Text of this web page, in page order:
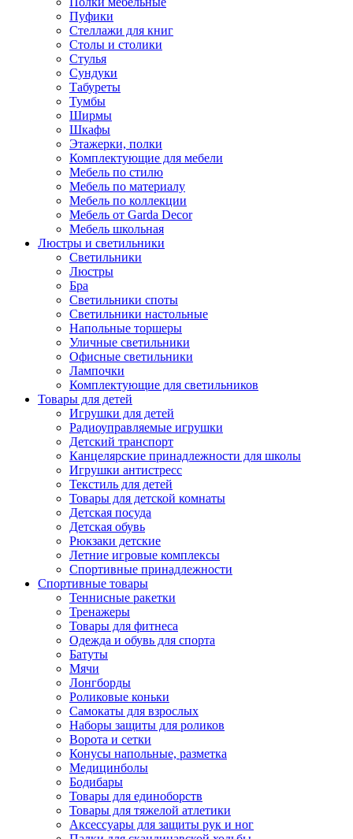
Пуфики
Стеллажи для книг
Столы и столики
Стулья
Сундуки
Табуреты
Тумбы
Ширмы
Шкафы
Этажерки, полки
Комплектующие для мебели
Мебель по стилю
Мебель по материалу
Мебель по коллекции
Мебель от Garda Decor
Мебель школьная
Люстры и светильники
Светильники
Люстры
Бра
Светильники споты
Светильники настольные
Напольные торшеры
Уличные светильники
Офисные светильники
Лампочки
Комплектующие для светильников
Товары для детей
Игрушки для детей
Радиоуправляемые игрушки
Детский транспорт
Канцелярские принадлежности для школы
Игрушки антистресс
Текстиль для детей
Товары для детской комнаты
Детская посуда
Детская обувь
Рюкзаки детские
Летние игровые комплексы
Спортивные принадлежности
Спортивные товары
Теннисные ракетки
Тренажеры
Товары для фитнеса
Одежда и обувь для спорта
Батуты
Мячи
Лонгборды
Роликовые коньки
Самокаты для взрослых
Наборы защиты для роликов
Ворота и сетки
Конусы напольные, разметка
Медицинболы
Бодибары
Товары для единоборств
Товары для тяжелой атлетики
Аксессуары для защиты рук и ног